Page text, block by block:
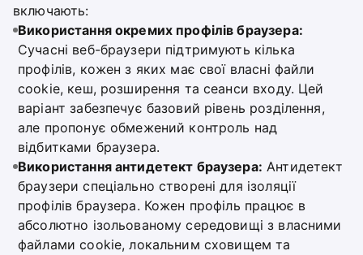
включають:
Використання окремих профілів браузера:
Сучасні веб-браузери підтримують кілька
профілів, кожен з яких має свої власні файли
cookie, кеш, розширення та сеанси входу. Цей
варіант забезпечує базовий рівень розділення,
але пропонує обмежений контроль над
відбитками браузера.
Використання антидетект браузера: Антидетект
браузери спеціально створені для ізоляції
профілів браузера. Кожен профіль працює в
абсолютно ізольованому середовищі з власними
файлами cookie, локальним сховищем та